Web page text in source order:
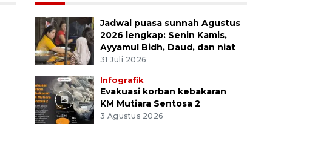
Jadwal puasa sunnah Agustus
2026 lengkap: Senin Kamis,
Ayyamul Bidh, Daud, dan niat
31 Juli 2026
Infografik
Evakuasi korban kebakaran
KM Mutiara Sentosa 2
3 Agustus 2026